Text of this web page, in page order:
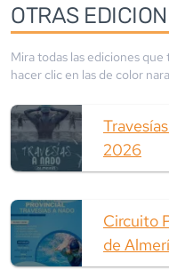
OTRAS
Mira todas las ediciones
hacer clic en las de color
2026
Circuito
de